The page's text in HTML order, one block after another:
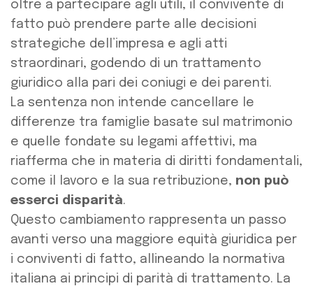
oltre a partecipare agli utili, il convivente di
fatto può prendere parte alle decisioni
strategiche dell’impresa e agli atti
straordinari, godendo di un trattamento
giuridico alla pari dei coniugi e dei parenti.
La sentenza non intende cancellare le
differenze tra famiglie basate sul matrimonio
e quelle fondate su legami affettivi, ma
riafferma che in materia di diritti fondamentali,
come il lavoro e la sua retribuzione, non può
esserci disparità.
Questo cambiamento rappresenta un passo
avanti verso una maggiore equità giuridica per
i conviventi di fatto, allineando la normativa
italiana ai principi di parità di trattamento. La